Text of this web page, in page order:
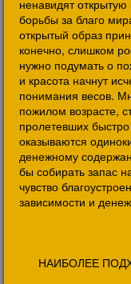
ненавидят
борьбы за благо
открытый образ
конечно, слишком
нужно подумать о
и красота начнут
понимания весов.
пожилом возрасте,
пролетевших
оказываются
денежному
бы собирать запас
чувство
зависимости и
НАИБОЛЕЕ